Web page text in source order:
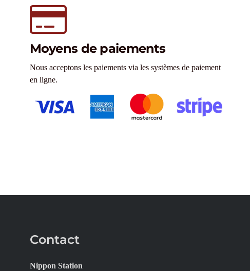
Moyens de paiements
Nous acceptons les paiements via les systèmes de paiement
en ligne.
Contact
Nippon Station